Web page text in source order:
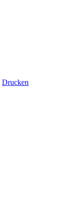
Drucken